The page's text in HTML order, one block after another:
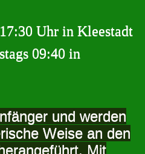
Uhr in Kleestadt
09:40 in
und werden
Weise an den
Mit